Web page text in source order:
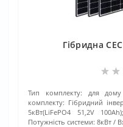
Гібридна СЕС
Тип комплекту: для
комплекту: Гібридний
5кВт(LiFePO4 51,2V
Потужність системи: 8кВт